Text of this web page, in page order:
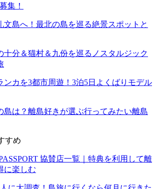
集！
文島へ！最北の島を巡る絶景スポットと
十分＆猫村＆九份を巡るノスタルジック
ンカを3都市周遊！3泊5日よくばりモデル
島は？離島好きが選ぶ行ってみたい離島
すめ
協賛店一覧｜特典を利用して離
に楽しむ